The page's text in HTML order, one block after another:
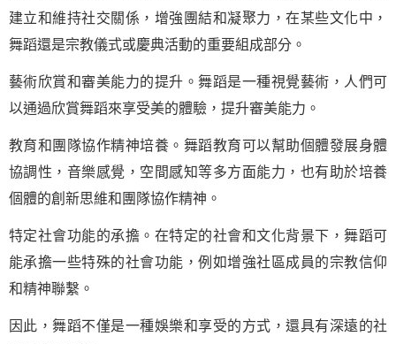
建立和維持社交關係，增強團結和凝聚力，在某些文化中，
舞蹈還是宗教儀式或慶典活動的重要組成部分。
藝術欣賞和審美能力的提升。舞蹈是一種視覺藝術，人們可
以通過欣賞舞蹈來享受美的體驗，提升審美能力。
教育和團隊協作精神培養。舞蹈教育可以幫助個體發展身體
協調性，音樂感覺，空間感知等多方面能力，也有助於培養
個體的創新思維和團隊協作精神。
特定社會功能的承擔。在特定的社會和文化背景下，舞蹈可
能承擔一些特殊的社會功能，例如增強社區成員的宗教信仰
和精神聯繫。
因此，舞蹈不僅是一種娛樂和享受的方式，還具有深遠的社